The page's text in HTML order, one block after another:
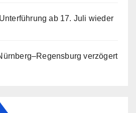
ab 17. Juli wieder
verzögert